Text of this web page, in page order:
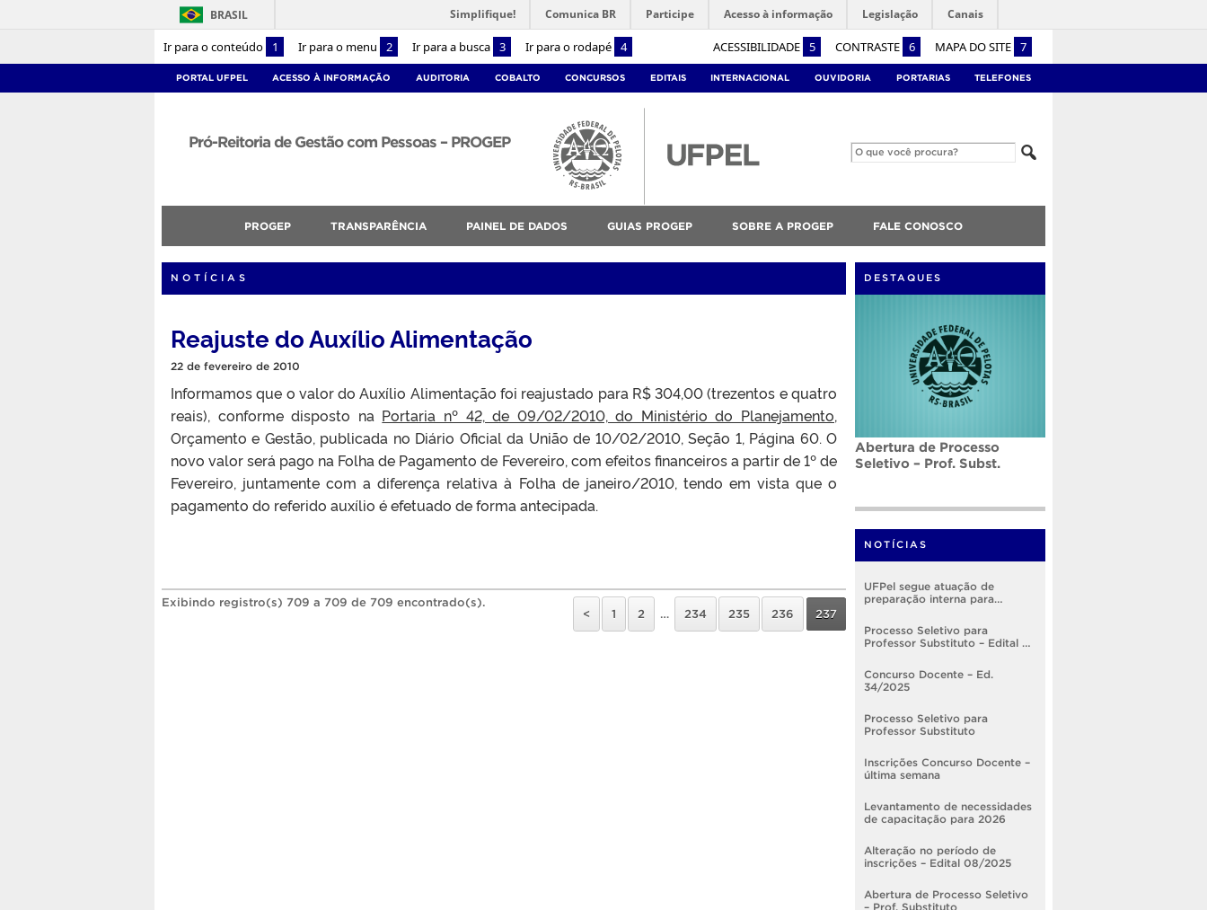
Ir para o conteúdo 1 Ir para o menu 2 Ir para a busca 3 Ir para o rodapé 4 ACESSIBILIDADE 5 CONTRASTE 6 MAPA DO SITE 7
BRASIL Simplifique! Comunica BR Participe Acesso à informação Legislação Canais
PORTAL UFPEL ACESSO À INFORMAÇÃO AUDITORIA COBALTO CONCURSOS EDITAIS INTERNACIONAL OUVIDORIA PORTARIAS TELEFONES
Pró-Reitoria de Gestão com Pessoas – PROGEP
PROGEP TRANSPARÊNCIA PAINEL DE DADOS GUIAS PROGEP SOBRE A PROGEP FALE CONOSCO
NOTÍCIAS
Reajuste do Auxílio Alimentação
22 de fevereiro de 2010
Informamos que o valor do Auxílio Alimentação foi reajustado para R$ 304,00 (trezentos e quatro
reais), conforme disposto na Portaria nº 42, de 09/02/2010, do Ministério do Planejamento,
Orçamento e Gestão, publicada no Diário Oficial da União de 10/02/2010, Seção 1, Página 60. O
novo valor será pago na Folha de Pagamento de Fevereiro, com efeitos financeiros a partir de 1º de
Fevereiro, juntamente com a diferença relativa à Folha de janeiro/2010, tendo em vista que o
pagamento do referido auxílio é efetuado de forma antecipada.
Exibindo registro(s) 709 a 709 de 709 encontrado(s).
<
1 2 … 234 235 236 237
DESTAQUES
Abertura de Processo
Seletivo – Prof. Subst.
NOTÍCIAS
UFPel segue atuação de
preparação interna para
Processo Seletivo para
Professor Substituto – Edital nº
Concurso Docente – Ed.
34/2025
Processo Seletivo para
Professor Substituto
Inscrições Concurso Docente –
última semana
Levantamento de necessidades
de capacitação para 2026
Alteração no período de
inscrições – Edital 08/2025
Abertura de Processo Seletivo
– Prof. Substituto